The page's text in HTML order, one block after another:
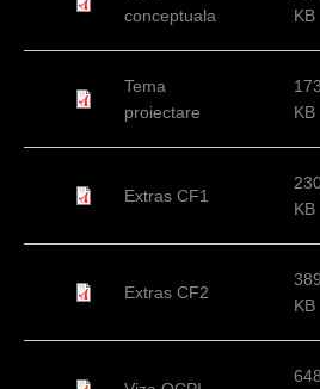
conceptuala
KB
Tema
proiectare
KB
Extras CF1
KB
Extras CF2
KB